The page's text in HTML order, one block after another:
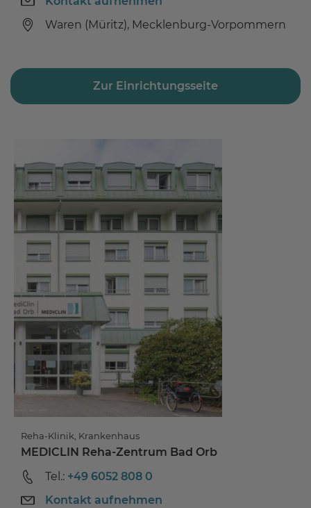
Waren (Müritz), Mecklenburg-Vorpommern
Zur Einrichtungsseite
Reha-Klinik, Krankenhaus
MEDICLIN Reha-Zentrum Bad Orb
Tel.: +49 6052 808 0
Kontakt aufnehmen